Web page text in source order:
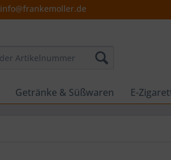
info@frankemoller.de
Getränke & Süßwaren E-